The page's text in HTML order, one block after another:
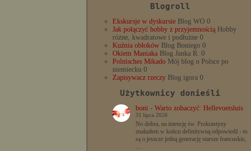
Blogroll
Ekskursje w dyskursie Blog WO 0
Jak połączyć hobby z przyjemnością Hobby
różne, kwadratowe i podłużne 0
Kuźnia obłoków Blog Boniego 0
Okiem Maniaka Blog Janka R. 0
Polnisches Mikado Mój blog o Polsce po
niemiecku 0
Zapisywacz rzeczy Blog igora 0
Użytkownicy donieśli
boni- Warto zobaczyć: Hellevoetsluis
31 lipca 2026
No dobra, na intencję św. Prokrastyny
znalazłem w końcu definitywną odpowiedź - to
są o jeszcze jedną generację starsze francuskie,
…